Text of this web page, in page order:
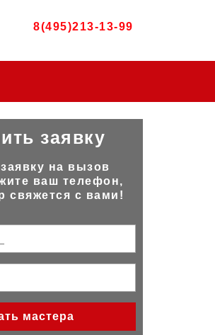
8(495)213-13-99
заявку
на вызов
ваш телефон,
свяжется с вами!